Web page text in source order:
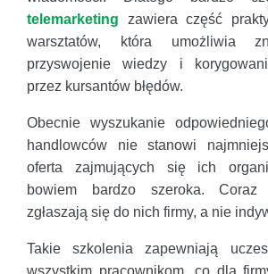
telemarketing zawiera część
warsztatów, która umożliwia
przyswojenie wiedzy i
przez kursantów błędów.
Obecnie wyszukanie
handlowców nie stanowi
oferta zajmujących się ich
bowiem bardzo szeroka. Coraz
zgłaszają się do nich firmy, a nie
Takie szkolenia zapewniają